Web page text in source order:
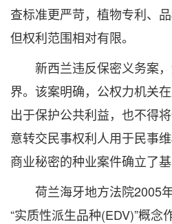
查标准更严苛，植物专利、
但权利范围相对有限。
新西兰违反保密义务案，
界。该案明确，公权力机关
出于保护公共利益，也不得
意转交民事权利人用于民事
商业秘密的种业案件确立了基
荷兰海牙地方法院2005
“实质性派生品种(EDV)”概念